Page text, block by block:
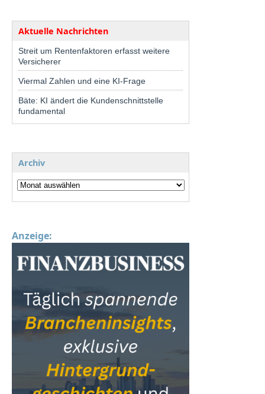
Aktuelle Nachrichten
Streit um Rentenfaktoren erfasst weitere
Versicherer
Viermal Zahlen und eine KI-Frage
Bäte: KI ändert die Kundenschnittstelle
fundamental
Archiv
Anzeige: